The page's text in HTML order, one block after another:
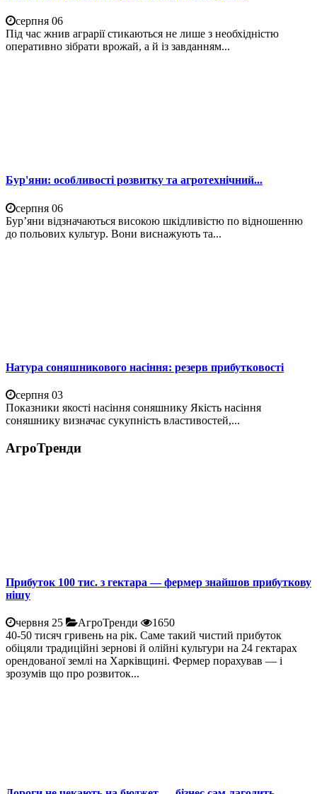
серпня 06
Під час жнив аграрії стикаються не лише з необхідністю
оперативно зібрати врожай, а й із завданням...
Бур'яни: особливості розвитку та агротехнічний...
серпня 06
Бур’яни відзначаються високою шкідливістю по відношенню
до польових культур. Вони виснажують та...
Натура соняшникового насіння: резерв прибутковості
серпня 03
Показники якості насіння соняшнику Якість насіння
соняшнику визначає сукупність властивостей,...
АгроТренди
Прибуток 100 тис. з гектара — фермер знайшов прибуткову
нішу
червня 25 АгроТренди
1650
40-50 тисяч гривень на рік. Саме такий чистий прибуток
обіцяли традиційні зернові й олійні культури на 24 гектарах
орендованої землі на Харківщині. Фермер порахував — і
зрозумів що про розвиток...